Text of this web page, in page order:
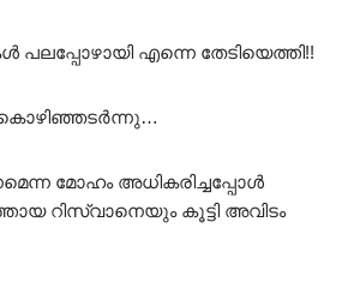
പലപ്പോഴായി എന്നെ തേടിയെത്തി!!
മോഹം അധികരിച്ചപ്പോൾ
റിസ്വാനെയും കൂട്ടി അവിടം